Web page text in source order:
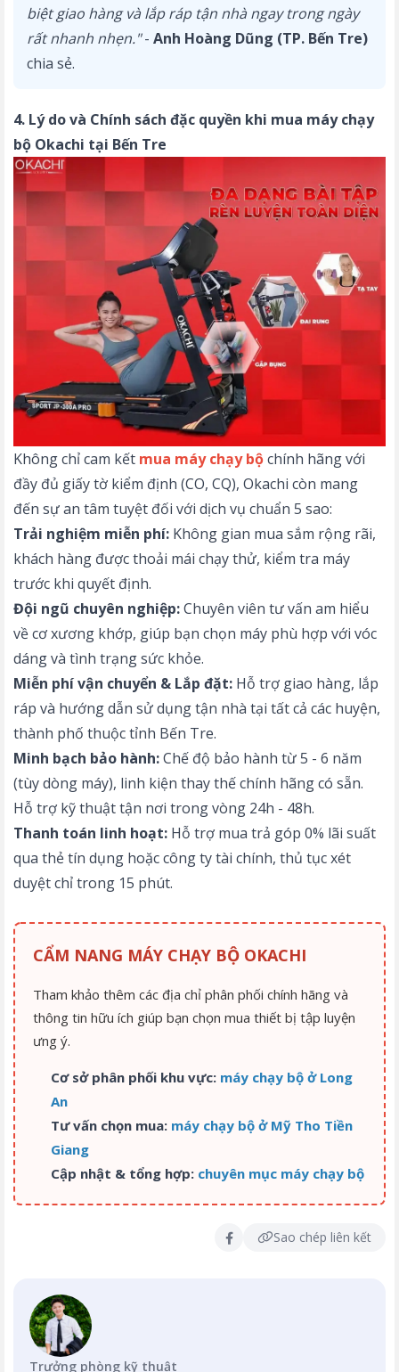
biệt giao hàng và lắp ráp tận nhà ngay trong ngày
rất nhanh nhẹn."- Anh Hoàng Dũng (TP. Bến Tre)
chia sẻ.
4. Lý do và Chính sách đặc quyền khi mua máy chạy
bộ Okachi tại Bến Tre
Không chỉ cam kết mua máy chạy bộchính hãng với
đầy đủ giấy tờ kiểm định (CO, CQ), Okachi còn mang
đến sự an tâm tuyệt đối với dịch vụ chuẩn 5 sao:
Trải nghiệm miễn phí: Không gian mua sắm rộng rãi,
khách hàng được thoải mái chạy thử, kiểm tra máy
trước khi quyết định.
Đội ngũ chuyên nghiệp:Chuyên viên tư vấn am hiểu
về cơ xương khớp, giúp bạn chọn máy phù hợp với vóc
dáng và tình trạng sức khỏe.
Miễn phí vận chuyển & Lắp đặt: Hỗ trợ giao hàng, lắp
ráp và hướng dẫn sử dụng tận nhà tại tất cả các huyện,
thành phố thuộc tỉnh Bến Tre.
Minh bạch bảo hành:Chế độ bảo hành từ 5 - 6 năm
(tùy dòng máy), linh kiện thay thế chính hãng có sẵn.
Hỗ trợ kỹ thuật tận nơi trong vòng 24h - 48h.
Thanh toán linh hoạt: Hỗ trợ mua trả góp 0% lãi suất
qua thẻ tín dụng hoặc công ty tài chính, thủ tục xét
duyệt chỉ trong 15 phút.
CẨM NANG MÁY CHẠY BỘ OKACHI
Tham khảo thêm các địa chỉ phân phối chính hãng và
thông tin hữu ích giúp bạn chọn mua thiết bị tập luyện
ưng ý.
Cơ sở phân phối khu vực: máy chạy bộ ở Long
An
Tư vấn chọn mua: máy chạy bộ ở Mỹ Tho Tiền
Giang
Cập nhật & tổng hợp: chuyên mục máy chạy bộ
Sao chép liên kết
Trưởng phòng kỹ thuật